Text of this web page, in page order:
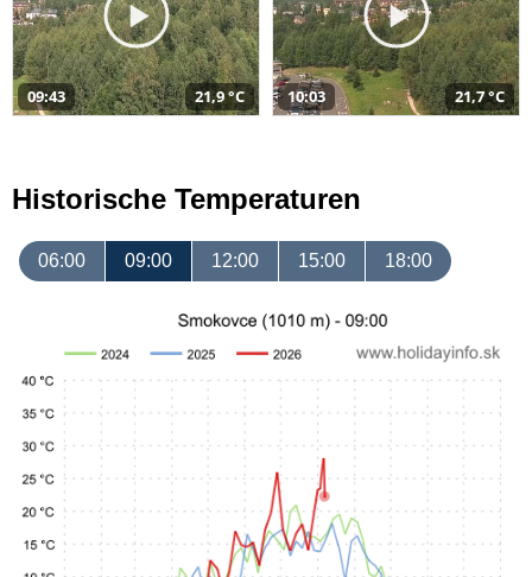
09:43 21,9 °C 10:03 21,7 °C
Historische Temperaturen
06:00 09:00 12:00 15:00 18:00